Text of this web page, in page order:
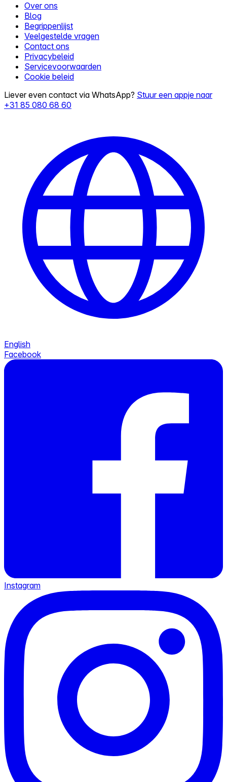
Over ons
Blog
Begrippenlijst
Veelgestelde vragen
Contact ons
Privacybeleid
Servicevoorwaarden
Cookie beleid
Liever even contact via WhatsApp? Stuur een appje naar
+31 85 080 68 60
English
Facebook
Instagram